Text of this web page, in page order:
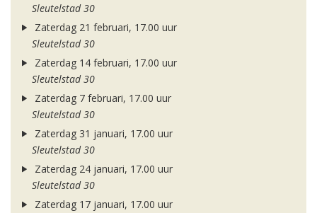
Sleutelstad 30
Zaterdag 21 februari, 17.00 uur
Sleutelstad 30
Zaterdag 14 februari, 17.00 uur
Sleutelstad 30
Zaterdag 7 februari, 17.00 uur
Sleutelstad 30
Zaterdag 31 januari, 17.00 uur
Sleutelstad 30
Zaterdag 24 januari, 17.00 uur
Sleutelstad 30
Zaterdag 17 januari, 17.00 uur